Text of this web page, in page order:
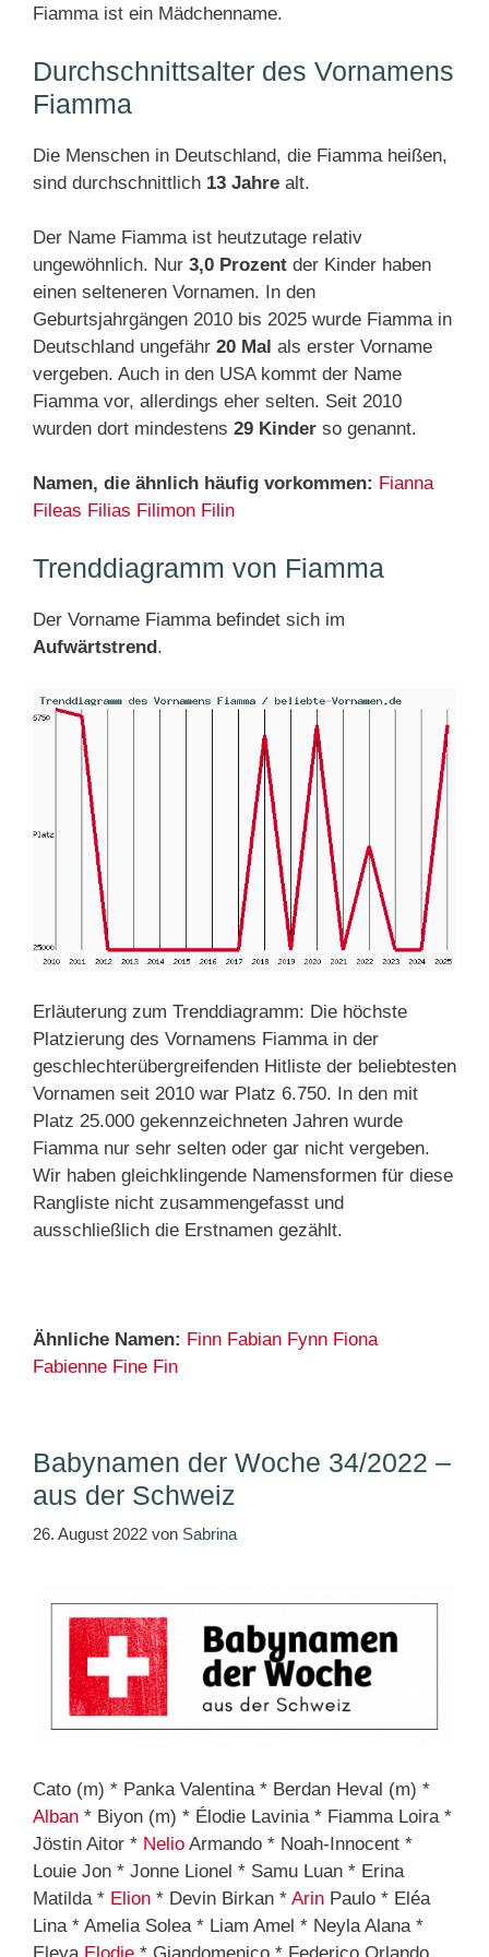
Fiamma ist ein Mädchenname.
Durchschnittsalter des Vornamens
Fiamma
Die Menschen in Deutschland, die Fiamma heißen,
sind durchschnittlich 13 Jahre alt.
Der Name Fiamma ist heutzutage relativ
ungewöhnlich. Nur 3,0 Prozent der Kinder haben
einen selteneren Vornamen. In den
Geburtsjahrgängen 2010 bis 2025 wurde Fiamma in
Deutschland ungefähr 20 Mal als erster Vorname
vergeben. Auch in den USA kommt der Name
Fiamma vor, allerdings eher selten. Seit 2010
wurden dort mindestens 29 Kinder so genannt.
Namen, die ähnlich häufig vorkommen: Fianna
Fileas Filias Filimon Filin
Trenddiagramm von Fiamma
Der Vorname Fiamma befindet sich im
Aufwärtstrend.
Erläuterung zum Trenddiagramm: Die höchste
Platzierung des Vornamens Fiamma in der
geschlechterübergreifenden Hitliste der beliebtesten
Vornamen seit 2010 war Platz 6.750. In den mit
Platz 25.000 gekennzeichneten Jahren wurde
Fiamma nur sehr selten oder gar nicht vergeben.
Wir haben gleichklingende Namensformen für diese
Rangliste nicht zusammengefasst und
ausschließlich die Erstnamen gezählt.
Ähnliche Namen: Finn Fabian Fynn Fiona
Fabienne Fine Fin
Babynamen der Woche 34/2022 –
aus der Schweiz
26. August 2022 von Sabrina
Cato (m) * Panka Valentina * Berdan Heval (m) *
Alban * Biyon (m) * Élodie Lavinia * Fiamma Loira *
Jöstin Aitor * Nelio Armando * Noah-Innocent *
Louie Jon * Jonne Lionel * Samu Luan * Erina
Matilda * Elion * Devin Birkan * Arin Paulo * Eléa
Lina * Amelia Solea * Liam Amel * Neyla Alana *
Eleya Elodie * Giandomenico * Federico Orlando